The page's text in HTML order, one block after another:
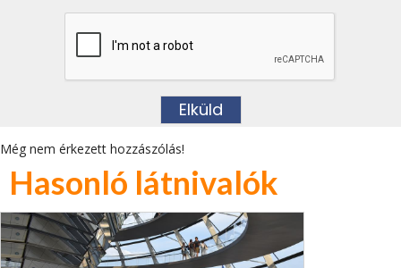
Még nem érkezett hozzászólás!
Hasonló látnivalók